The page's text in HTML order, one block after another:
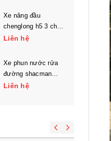
Xe nâng đầu
chenglong h5 3 chân
chở máy công trình
Liên hệ
Xe phun nước rửa
đường shacman
l3000 3 chân
Liên hệ